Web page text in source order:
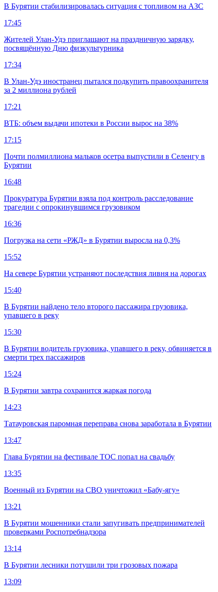
В Бурятии стабилизировалась ситуация с топливом на АЗС
17:45
Жителей Улан-Удэ приглашают на праздничную зарядку,
посвящённую Дню физкультурника
17:34
В Улан-Удэ иностранец пытался подкупить правоохранителя
за 2 миллиона рублей
17:21
ВТБ: объем выдачи ипотеки в России вырос на 38%
17:15
Почти полмиллиона мальков осетра выпустили в Селенгу в
Бурятии
16:48
Прокуратура Бурятии взяла под контроль расследование
трагедии с опрокинувшимся грузовиком
16:36
Погрузка на сети «РЖД» в Бурятии выросла на 0,3%
15:52
На севере Бурятии устраняют последствия ливня на дорогах
15:40
В Бурятии найдено тело второго пассажира грузовика,
упавшего в реку
15:30
В Бурятии водитель грузовика, упавшего в реку, обвиняется в
смерти трех пассажиров
15:24
В Бурятии завтра сохранится жаркая погода
14:23
Татауровская паромная переправа снова заработала в Бурятии
13:47
Глава Бурятии на фестивале ТОС попал на свадьбу
13:35
Военный из Бурятии на СВО уничтожил «Бабу-ягу»
13:21
В Бурятии мошенники стали запугивать предпринимателей
проверками Роспотребнадзора
13:14
В Бурятии лесники потушили три грозовых пожара
13:09